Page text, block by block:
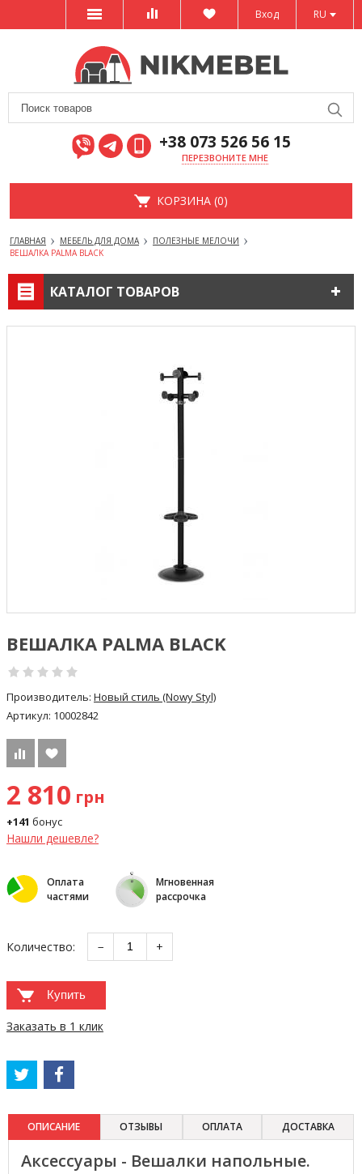
RU
Вход
+38 073 526 56 15
ПЕРЕЗВОНИТЕ МНЕ
КОРЗИНА (0)
ГЛАВНАЯ МЕБЕЛЬ ДЛЯ ДОМА
ПОЛЕЗНЫЕ МЕЛОЧИ
ВЕШАЛКА PALMA BLACK
КАТАЛОГ ТОВАРОВ
ВЕШАЛКА PALMA BLACK
Производитель: Новый стиль (Nowy Styl)
Артикул: 10002842
2 810 грн
+141 бонус
Нашли дешевле?
Оплата
частями
Мгновенная
рассрочка
Количество: − +
Купить
Заказать в 1 клик
ОПИСАНИЕ ОТЗЫВЫ ОПЛАТА ДОСТАВКА
Аксессуары - Вешалки напольные.